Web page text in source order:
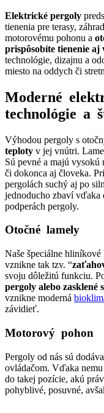
Elektrické pergoly
tienenia pre terasy,
motorovému pohonu a
prispôsobíte tienenie
technológie, dizajnu a
miesto na oddych či
Moderné
technológie a
Výhodou pergoly s
teploty v jej vnútri.
Sú pevné a majú
či dokonca aj človeka.
pergolách suchý aj po
jednoducho zbaví vďaka
podperách pergoly.
Otočné lamely
Naše špeciálne
vznikne tak tzv. “
svoju dôležitú funkciu.
pergoly alebo zasklené
vznikne moderná
závidieť.
Motorový pohon
Pergoly od nás sú
ovládačom. Vďaka
do takej pozície, akú
pohyblivé, posuvné,